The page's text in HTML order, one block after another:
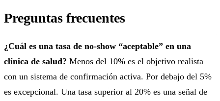
Preguntas frecuentes
¿Cuál es una tasa de no-show “aceptable” en una
clínica de salud? Menos del 10% es el objetivo realista
con un sistema de confirmación activa. Por debajo del 5%
es excepcional. Una tasa superior al 20% es una señal de